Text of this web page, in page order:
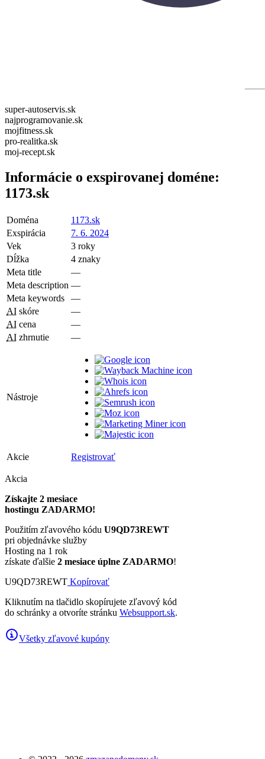
super-autoservis.sk
najprogramovanie.sk
mojfitness.sk
pro-realitka.sk
moj-recept.sk
Informácie o exspirovanej doméne:
1173.sk
Doména
1173.sk
Exspirácia
7. 6. 2024
Vek
3 roky
Dĺžka
4 znaky
Meta title
—
Meta description —
Meta keywords
—
AI skóre
—
AI cena
—
AI zhrnutie —
Nástroje
Akcie Registrovať
Akcia
Získajte 2 mesiace
hostingu ZADARMO!
Použitím zľavového kódu U9QD73REWT
pri objednávke služby
Hosting na 1 rok
získate ďalšie 2 mesiace úplne ZADARMO!
U9QD73REWT Kopírovať
Kliknutím na tlačidlo skopírujete zľavový kód
do schránky a otvoríte stránku Websupport.sk.
Všetky zľavové kupóny